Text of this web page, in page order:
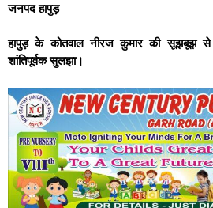
जनपद हापुड़
हापुड़ के कोतवाल नीरज कुमार की सूझबूझ से
शांतिपूर्वक सुलझा।